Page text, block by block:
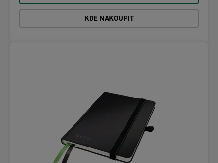
KDE NAKOUPIT